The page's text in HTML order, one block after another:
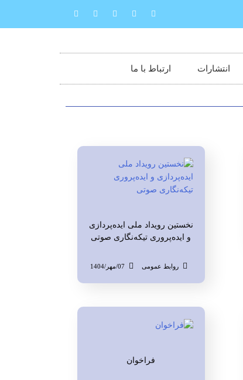
انتشارات ارتباط با ما
نخستین رویداد ملی ایده‌پردازی
و ایده‌پروری تیکه‌نگاری صوتی
روابط عمومی 07/مهر/1404
فراخوان